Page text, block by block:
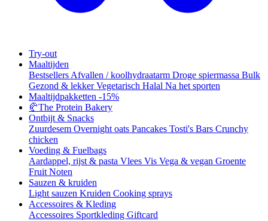
Try-out
Maaltijden
Bestsellers Afvallen / koolhydraatarm Droge spiermassa Bulk
Gezond & lekkerVegetarisch Halal Na het sporten
Maaltijdpakketten -15%
🥐The Protein Bakery
Ontbijt & Snacks
Zuurdesem Overnight oats Pancakes Tosti's Bars Crunchy
chicken
Voeding & Fuelbags
Aardappel, rijst & pasta Vlees Vis Vega & vegan Groente
Fruit Noten
Sauzen & kruiden
Light sauzen Kruiden Cooking sprays
Accessoires & Kleding
Accessoires Sportkleding Giftcard